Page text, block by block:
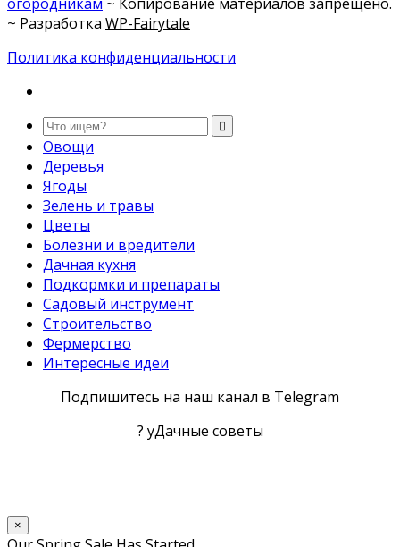
~ Разработка WP-Fairytale
Политика конфиденциальности
Овощи
Деревья
Ягоды
Зелень и травы
Цветы
Болезни и вредители
Дачная кухня
Подкормки и препараты
Садовый инструмент
Строительство
Фермерство
Интересные идеи
Подпишитесь на наш канал в Telegram
? уДачные советы
×